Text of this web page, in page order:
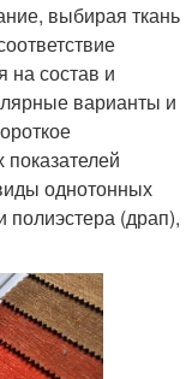
выбирая ткань
на состав и
варианты и
однотонных
полиэстера (драп),